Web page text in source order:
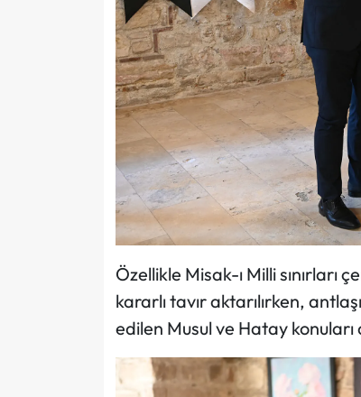
Özellikle Misak-ı Milli sınırları
kararlı tavır aktarılırken,
edilen Musul ve Hatay